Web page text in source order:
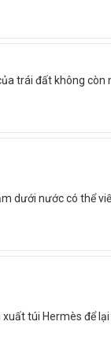
trái đất không còn
dưới nước có thể
túi Hermès để